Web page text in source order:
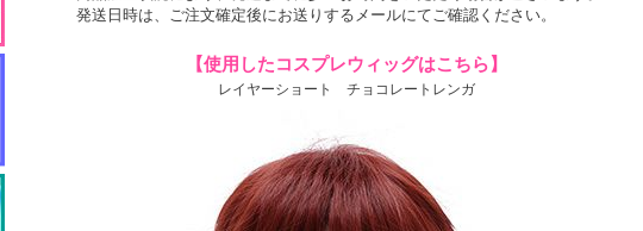
発送日時は、ご注文確定後にお送りするメールにてご確認ください。
【使用したコスプレウィッグはこちら】
レイヤーショート チョコレートレンガ